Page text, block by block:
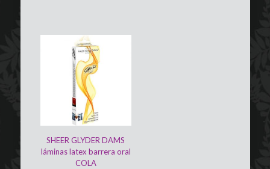
SHEER GLYDER DAMS
láminas latex barrera oral
COLA